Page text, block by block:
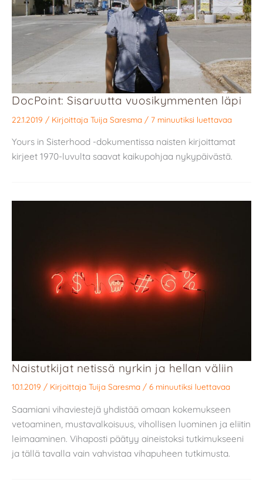
DocPoint: Sisaruutta vuosikymmenten läpi
22.1.2019 / Kirjoittaja Tuija Saresma / 7 minuutiksi luettavaa
Yours in Sisterhood -dokumentissa naisten kirjoittamat
kirjeet 1970-luvulta saavat kaikupohjaa nykypäivästä.
Naistutkijat netissä nyrkin ja hellan väliin
10.1.2019 / Kirjoittaja Tuija Saresma / 6 minuutiksi luettavaa
Saamiani vihaviestejä yhdistää omaan kokemukseen
vetoaminen, mustavalkoisuus, vihollisen luominen ja eliitin
leimaaminen. Vihaposti päätyy aineistoksi tutkimukseeni
ja tällä tavalla vain vahvistaa vihapuheen tutkimusta.